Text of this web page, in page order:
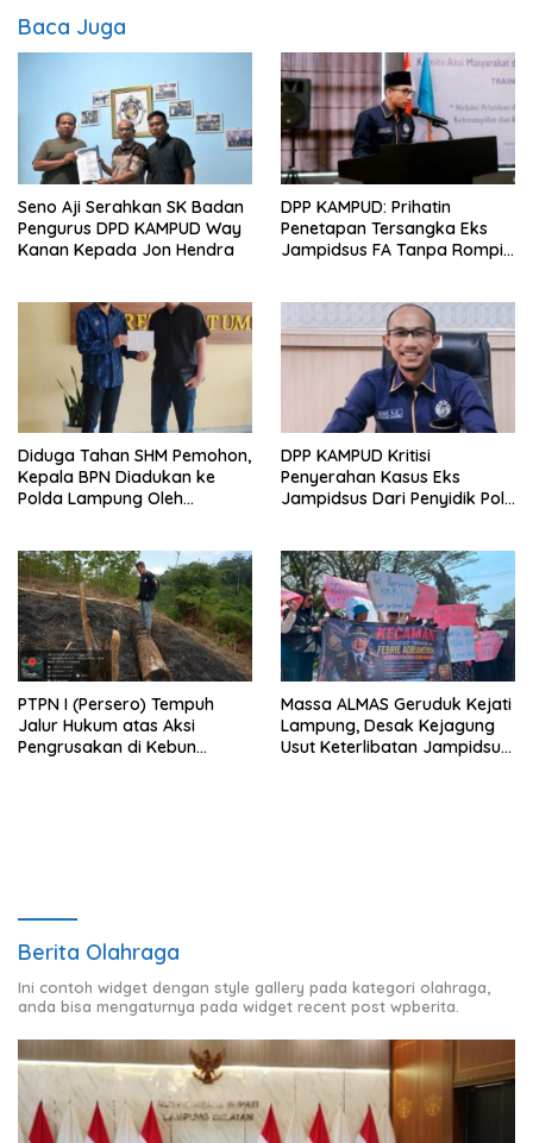
Baca Juga
Seno Aji Serahkan SK Badan
Pengurus DPD KAMPUD Way
Kanan Kepada Jon Hendra
DPP KAMPUD: Prihatin
Penetapan Tersangka Eks
Jampidsus FA Tanpa Rompi
Diduga Tahan SHM Pemohon,
Kepala BPN Diadukan ke
Polda Lampung Oleh
DPP KAMPUD Kritisi
Penyerahan Kasus Eks
Jampidsus Dari Penyidik Polri
PTPN I (Persero) Tempuh
Jalur Hukum atas Aksi
Pengrusakan di Kebun
Massa ALMAS Geruduk Kejati
Lampung, Desak Kejagung
Usut Keterlibatan Jampidsus
Berita Olahraga
Ini contoh widget dengan style gallery pada kategori olahraga,
anda bisa mengaturnya pada widget recent post wpberita.